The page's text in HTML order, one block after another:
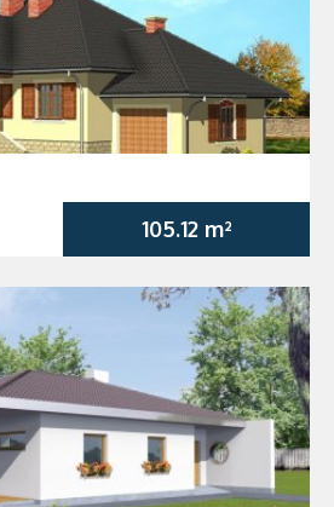
105.12 m²